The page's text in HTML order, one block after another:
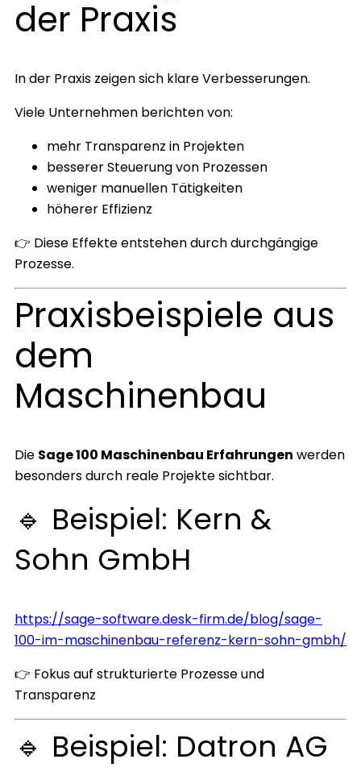
der Praxis
In der Praxis zeigen sich klare Verbesserungen.
Viele Unternehmen berichten von:
mehr Transparenz in Projekten
besserer Steuerung von Prozessen
weniger manuellen Tätigkeiten
höherer Effizienz
👉 Diese Effekte entstehen durch durchgängige
Prozesse.
Praxisbeispiele aus
dem
Maschinenbau
Die Sage 100 Maschinenbau Erfahrungen werden
besonders durch reale Projekte sichtbar.
🔹 Beispiel: Kern &
Sohn GmbH
https://sage-software.desk-firm.de/blog/sage-
100-im-maschinenbau-referenz-kern-sohn-gmbh/
👉 Fokus auf strukturierte Prozesse und
Transparenz
🔹 Beispiel: Datron AG